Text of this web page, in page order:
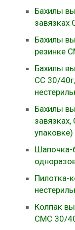
Бахилы
завязках
Бахилы
резинке
Бахилы
СС 30/
Бахилы
упаковке)
Шапочка-
Пилотка-
Колпак
СМС 30/